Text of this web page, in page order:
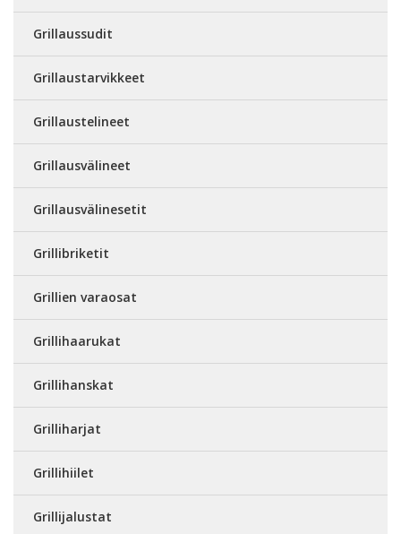
Grillaussudit
Grillaustarvikkeet
Grillaustelineet
Grillausvälineet
Grillausvälinesetit
Grillibriketit
Grillien varaosat
Grillihaarukat
Grillihanskat
Grilliharjat
Grillihiilet
Grillijalustat